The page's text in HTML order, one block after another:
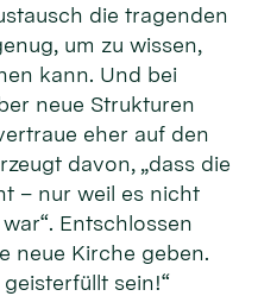
die tragenden
um zu wissen,
kann. Und bei
neue Strukturen
eher auf den
davon, „dass die
– nur weil es nicht
Entschlossen
neue Kirche geben.
sein!“